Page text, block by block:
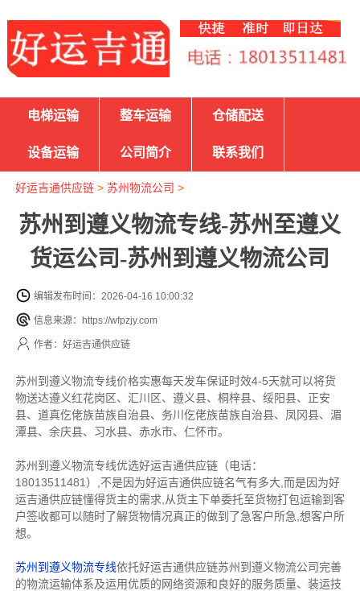
电梯运输 整车运输 仓储配送
设备运输 公司简介 联系我们
好运吉通供应链> 苏州物流公司 >
苏州到遵义物流专线-苏州至遵义
货运公司-苏州到遵义物流公司
编辑发布时间：2026-04-16 10:00:32
信息来源：https://wfpzjy.com
作者：好运吉通供应链
苏州到遵义物流专线价格实惠每天发车保证时效4-5天就可以将货
物送达遵义红花岗区、汇川区、遵义县、桐梓县、绥阳县、正安
县、道真仡佬族苗族自治县、务川仡佬族苗族自治县、凤冈县、湄
潭县、余庆县、习水县、赤水市、仁怀市。
苏州到遵义物流专线优选好运吉通供应链（电话：
18013511481）,不是因为好运吉通供应链名气有多大,而是因为好
运吉通供应链懂得货主的需求,从货主下单委托至货物打包运输到客
户签收都可以随时了解货物情况真正的做到了急客户所急,想客户所
想。
苏州到遵义物流专线依托好运吉通供应链苏州到遵义物流公司完善
的物流运输体系及运用优质的网络资源和良好的服务质量、装运技